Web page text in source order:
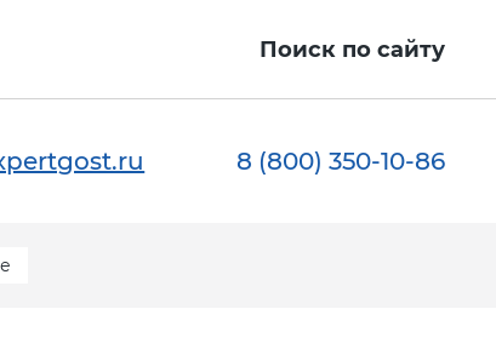
Поиск по сайту
8 (800) 350-10-86